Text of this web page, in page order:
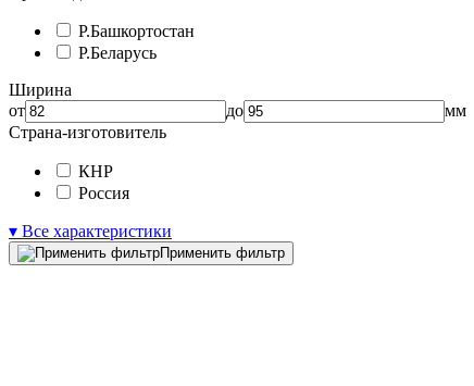
Р.Башкортостан
Р.Беларусь
Ширина
от
до
мм
Страна-изготовитель
КНР
Россия
▾ Все характеристики
Применить фильтр